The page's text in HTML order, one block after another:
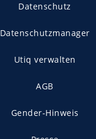
Datenschutz
Datenschutzmanager
Utiq verwalten
AGB
Gender-Hinweis